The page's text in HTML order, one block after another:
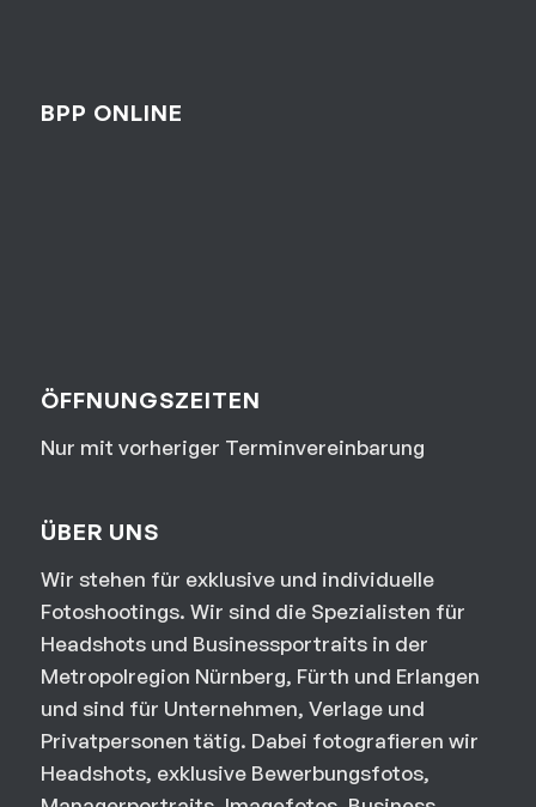
BPP ONLINE
ÖFFNUNGSZEITEN
Nur mit vorheriger Terminvereinbarung
ÜBER UNS
Wir stehen für exklusive und individuelle
Fotoshootings. Wir sind die Spezialisten für
Headshots und Businessportraits in der
Metropolregion Nürnberg, Fürth und Erlangen
und sind für Unternehmen, Verlage und
Privatpersonen tätig. Dabei fotografieren wir
Headshots, exklusive Bewerbungsfotos,